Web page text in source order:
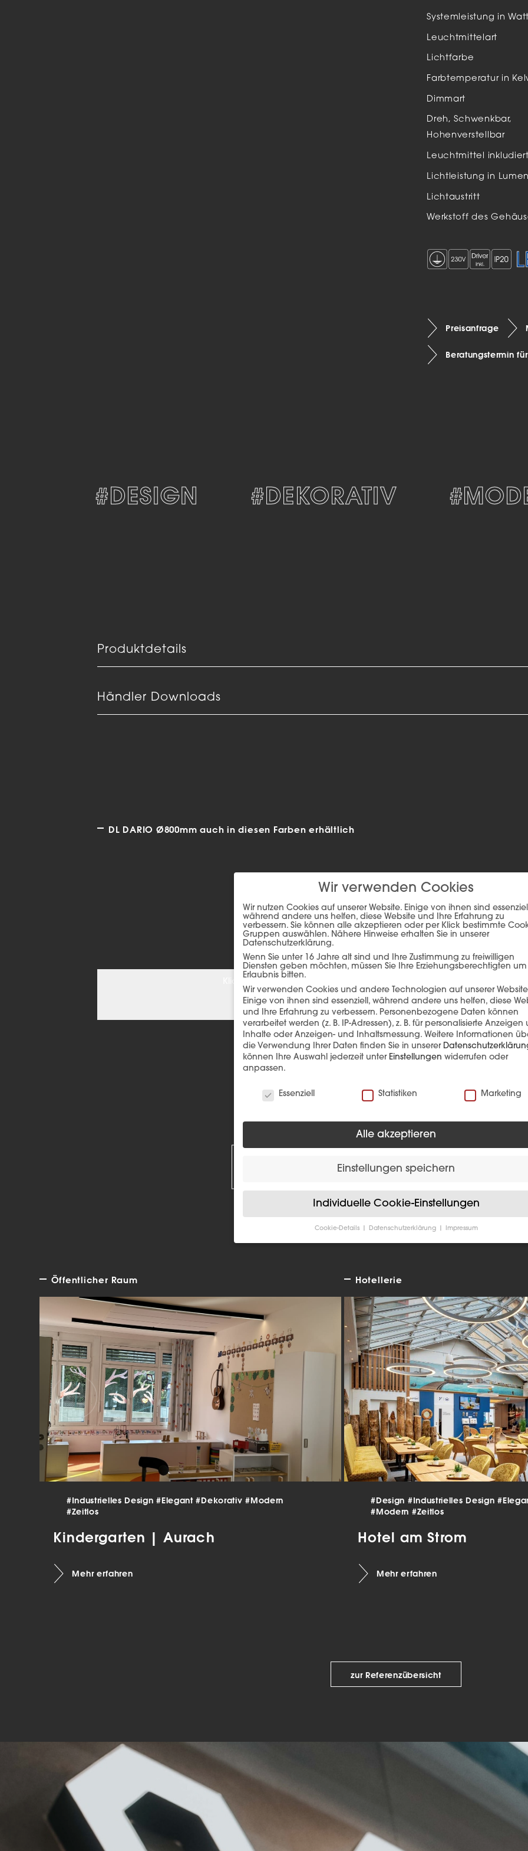
Systemleistung in Watt
Leuchtmittelart
Lichtfarbe
Farbtemperatur in
Dimmart
Dreh, Schwenkbar,
Hohenverstellbar
Leuchtmittel inkludiert
Lichtleistung in Lumen
Lichtaustritt
Werkstoff des
Preisanfrage
Beratungstermin
#DESIGN #DEKORATIV
Produktdetails
Händler Downloads
DL DARIO Ø800mm auch in diesen Farben erhältlich
Inhalt laden
Öffentlicher Raum
#Industrielles Design#Elegant#Dekorativ#Modern
#Zeitlos
Kindergarten | Aurach
Mehr erfahren
Hotellerie
#Design #Industrielles Design
#Modern #Zeitlos
Hotel am Strom
Mehr erfahren
zur Referenzübersicht
Wir verwenden Cookies
Wir nutzen Cookies auf unserer Website. Einige von ihnen sind
während andere uns helfen, diese Website und Ihre Erfahrung zu
verbessern. Sie können alle akzeptieren oder per Klick bestimmte
Gruppen auswählen. Nähere Hinweise erhalten Sie in unserer
Datenschutzerklärung.
Wenn Sie unter 16 Jahre alt sind und Ihre Zustimmung zu freiwilligen
Diensten geben möchten, müssen Sie Ihre Erziehungsberechtigten um
Erlaubnis bitten.
Wir verwenden Cookies und andere Technologien auf unserer
Einige von ihnen sind essenziell, während andere uns helfen, diese
und Ihre Erfahrung zu verbessern. Personenbezogene Daten können
verarbeitet werden (z. B. IP-Adressen), z. B. für personalisierte Anzeigen
Inhalte oder Anzeigen- und Inhaltsmessung. Weitere Informationen
die Verwendung Ihrer Daten finden Sie in unserer
können Ihre Auswahl jederzeit unter Einstellungen widerrufen oder
anpassen.
Essenziell
Statistiken Marketing
Alle akzeptieren
Einstellungen speichern
Individuelle Cookie-Einstellungen
Cookie-Details Datenschutzerklärung Impressum
Datenschutzeinstellungen
Einige von ihnen sind essenziell, während andere uns helfen, diese
und Ihre Erfahrung zu verbessern. Personenbezogene Daten können
verarbeitet werden (z. B. IP-Adressen), z. B. für personalisierte Anzeigen
Inhalte oder Anzeigen- und Inhaltsmessung. Weitere Informationen
die Verwendung Ihrer Daten finden Sie in unserer
Hier finden Sie eine Übersicht über alle verwendeten Cookies. Sie
Ihre Einwilligung zu ganzen Kategorien geben oder sich weitere
Informationen anzeigen lassen und so nur bestimmte Cookies
Alle akzeptieren
Einstellungen speichern
Datenschutzeinstellungen
Essenziell (2)
Essenzielle Cookies ermöglichen grundlegende Funktionen und sind für die
Cookie-Informationen anzeigen
verstehen, wie unsere Besucher unsere Website nutzen.
Cookie-Informationen anzeigen
Cookie-Informationen anzeigen